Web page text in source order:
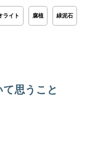
ライト 腐植 緑泥石
思うこと